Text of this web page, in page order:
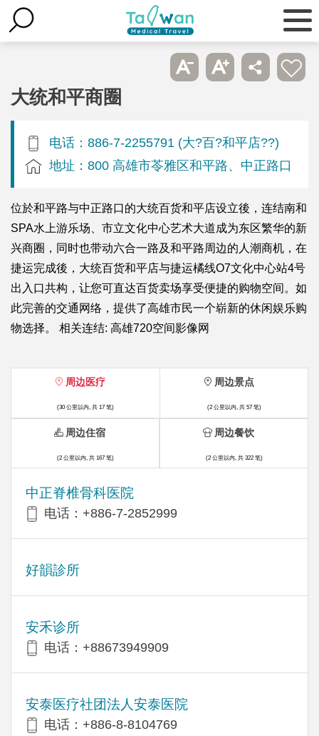
大统和平商圈
电话：886-7-2255791 (大?百?和平店??)
地址：800 高雄市苓雅区和平路、中正路口
位於和平路与中正路口的大统百货和平店设立後，连结南和
SPA水上游乐场、市立文化中心艺术大道成为东区繁华的新
兴商圈，同时也带动六合一路及和平路周边的人潮商机，在
捷运完成後，大统百货和平店与捷运橘线O7文化中心站4号
出入口共构，让您可直达百货卖场享受便捷的购物空间。如
此完善的交通网络，提供了高雄市民一个崭新的休闲娱乐购
物选择。 相关连结: 高雄720空间影像网
周边医疗
(30 公里以内, 共 17 笔)
中正脊椎骨科医院
电话：+886-7-2852999
好韻診所
安禾诊所
电话：+88673949909
安泰医疗社团法人安泰医院
电话：+886-8-8104769
周边景点
(2 公里以内, 共 57 笔)
周边住宿
(2 公里以内, 共 167 笔)
周边餐饮
(2 公里以内, 共 322 笔)